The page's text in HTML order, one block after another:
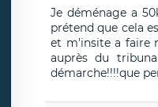
Je déménage a
prétend que cela
et m'insite a faire
auprès du
démarche!!!!que